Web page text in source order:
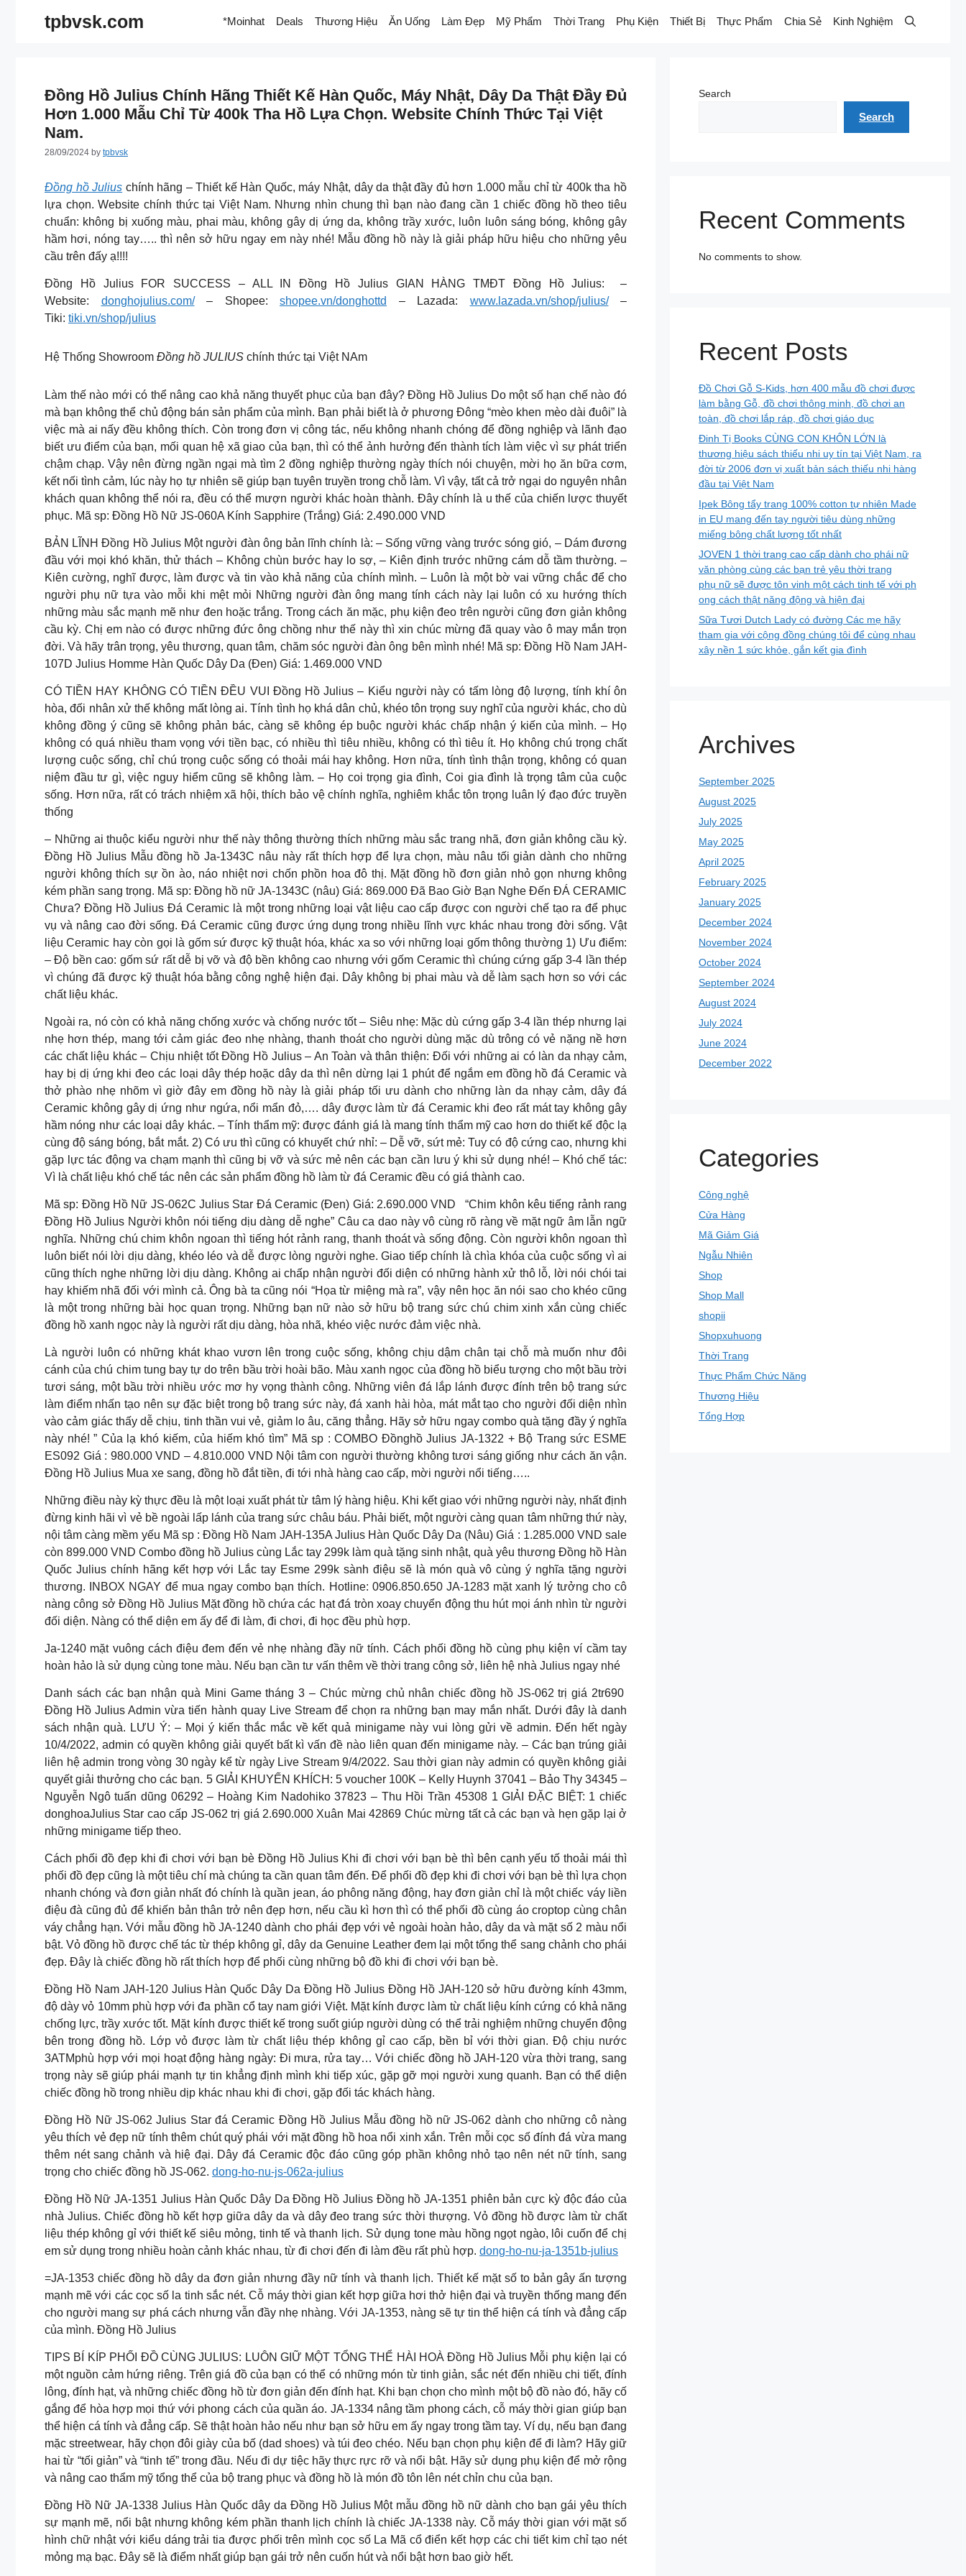
tpbvsk.com *Moinhat Deals Thương Hiệu Ăn Uống Làm Đẹp Mỹ Phẩm Thời Trang Phụ Kiện Thiết Bị Thực Phẩm Chia Sẻ Kinh Nghiệm
Đồng Hồ Julius Chính Hãng Thiết Kế Hàn Quốc, Máy Nhật, Dây Da Thật Đầy Đủ
Hơn 1.000 Mẫu Chỉ Từ 400k Tha Hồ Lựa Chọn. Website Chính Thức Tại Việt
Nam.
28/09/2024 by tpbvsk
Đồng hồ Julius chính hãng – Thiết kế Hàn Quốc, máy Nhật, dây da thật đầy đủ hơn 1.000 mẫu chỉ từ 400k tha hồ
lựa chọn. Website chính thức tại Việt Nam. Nhưng nhìn chung thì bạn nào đang cần 1 chiếc đồng hồ theo tiêu
chuẩn: không bị xuống màu, phai màu, không gây dị ứng da, không trầy xước, luôn luôn sáng bóng, không gây
hầm hơi, nóng tay….. thì nên sở hữu ngay em này nhé! Mẫu đồng hồ này là giải pháp hữu hiệu cho những yêu
cầu trên đấy ạ!!!!
Đồng Hồ Julius FOR SUCCESS – ALL IN Đồng Hồ Julius GIAN HÀNG TMĐT Đồng Hồ Julius: –
Website: donghojulius.com/– Shopee: shopee.vn/donghottd – Lazada: www.lazada.vn/shop/julius/–
Tiki: tiki.vn/shop/julius
Hệ Thống Showroom Đồng hồ JULIUS chính thức tại Việt NAm
Làm thế nào mới có thể nâng cao khả năng thuyết phục của bạn đây? Đồng Hồ Julius Do một số hạn chế nào đó
mà bạn không thể chủ động bán sản phẩm của mình. Bạn phải biết là ở phương Đông “mèo khen mèo dài đuôi” là
việc mà ai nấy đều không thích. Còn trong đơn vị công tác, nếu không nhanh chóng để đồng nghiệp và lãnh đạo
biết ưu điểm của bạn, mối quan hệ xã giao của bạn, thì có thể ảnh hưởng đến thành tích làm việc vì sự phát triển
chậm chạp. Vậy nên đừng ngần ngại mà tìm 2 đồng nghiệp thường ngày thích nói chuyện, mời họ ăn bữa cơm,
kết nối tình cảm, lúc này họ tự nhiên sẽ giúp bạn tuyên truyền trong chỗ làm. Vì vậy, tất cả trở ngại do nguyên nhân
khách quan không thể nói ra, đều có thể mượn người khác hoàn thành. Đây chính là u thế của chiến lược thuyết
phục. Mã sp: Đồng Hồ Nữ JS-060A Kính Sapphire (Trắng) Giá: 2.490.000 VND
BẢN LĨNH Đồng Hồ Julius Một người đàn ông bản lĩnh chính là: – Sống vững vàng trước sóng gió, – Dám đương
đầu với mọi khó khăn, thử thách – Không chùn bước hay lo sợ, – Kiên định trước những cám dỗ tầm thường. –
Kiên cường, nghĩ được, làm được và tin vào khả năng của chính mình. – Luôn là một bờ vai vững chắc để cho
người phụ nữ tựa vào mỗi khi mệt mỏi Những người đàn ông mang tính cách này lại luôn có xu hướng thích
những màu sắc mạnh mẽ như đen hoặc trắng. Trong cách ăn mặc, phụ kiện đeo trên người cũng đơn giản không
cầu kỳ. Chị em nào có được những đức ông chồng như thế này thì xin chúc mừng đã quay vào ô may mắn trọn
đời. Và hãy trân trọng, yêu thương, quan tâm, chăm sóc người đàn ông bên mình nhé! Mã sp: Đồng Hồ Nam JAH-
107D Julius Homme Hàn Quốc Dây Da (Đen) Giá: 1.469.000 VND
CÓ TIỀN HAY KHÔNG CÓ TIỀN ĐỀU VUI Đồng Hồ Julius – Kiểu người này có tấm lòng độ lượng, tính khí ôn
hòa, đối nhân xử thế không mất lòng ai. Tính tình họ khá dân chủ, khéo tôn trọng suy nghĩ của người khác, cho dù
không đồng ý cũng sẽ không phản bác, càng sẽ không ép buộc người khác chấp nhận ý kiến của mình. – Họ
không có quá nhiều tham vọng với tiền bạc, có nhiều thì tiêu nhiều, không có thì tiêu ít. Họ không chú trọng chất
lượng cuộc sống, chỉ chú trọng cuộc sống có thoải mái hay không. Hơn nữa, tính tình thận trọng, không có quan
niệm đầu tư gì, việc nguy hiểm cũng sẽ không làm. – Họ coi trọng gia đình, Coi gia đình là trọng tâm của cuộc
sống. Hơn nữa, rất có trách nhiệm xã hội, thích bảo vệ chính nghĩa, nghiêm khắc tôn trọng luân lý đạo đức truyền
thống
– Những ai thuộc kiểu người như thế này thông thường thích những màu sắc trang nhã, đơn giản không cầu kỳ.
Đồng Hồ Julius Mẫu đồng hồ Ja-1343C nâu này rất thích hợp để lựa chọn, màu nâu tối giản dành cho những
người không thích sự ồn ào, náo nhiệt nơi chốn phồn hoa đô thị. Mặt đồng hồ đơn giản nhỏ gọn nhưng không
kém phần sang trọng. Mã sp: Đồng hồ nữ JA-1343C (nâu) Giá: 869.000 Đã Bao Giờ Bạn Nghe Đến ĐÁ CERAMIC
Chưa? Đồng Hồ Julius Đá Ceramic là một trong những loại vật liệu cao cấp được con người chế tạo ra để phục
vụ và nâng cao đời sống. Đá Ceramic cũng được ứng dụng trong nhiều lĩnh vực khác nhau trong đời sống. Vật
liệu Ceramic hay còn gọi là gốm sứ được kỹ thuật hóa, khác xa so với những loại gốm thông thường 1) Ưu điểm:
– Độ bền cao: gốm sứ rất dễ bị vỡ và độ bền không cao nhưng với gốm Ceramic thì chúng cứng gấp 3-4 lần thép
vì chúng đã được kỹ thuật hóa bằng công nghệ hiện đại. Dây không bị phai màu và dễ làm sạch hơn so với các
chất liệu khác.
Ngoài ra, nó còn có khả năng chống xước và chống nước tốt – Siêu nhẹ: Mặc dù cứng gấp 3-4 lần thép nhưng lại
nhẹ hơn thép, mang tới cảm giác đeo nhẹ nhàng, thanh thoát cho người dùng mặc dù trông có vẻ nặng nề hơn
các chất liệu khác – Chịu nhiệt tốt Đồng Hồ Julius – An Toàn và thân thiện: Đối với những ai có làn da nhạy cảm,
hay bị dị ứng khi đeo các loại dây thép hoặc dây da thì nên dừng lại 1 phút để ngắm em đồng hồ đá Ceramic và
thở phào nhẹ nhõm vì giờ đây em đồng hồ này là giải pháp tối ưu dành cho những làn da nhạy cảm, dây đá
Ceramic không gây dị ứng như ngứa, nổi mẩn đỏ,…. dây được làm từ đá Ceramic khi đeo rất mát tay không gây
hầm nóng như các loại dây khác. – Tính thẩm mỹ: được đánh giá là mang tính thẩm mỹ cao hơn do thiết kế độc lạ
cùng độ sáng bóng, bắt mắt. 2) Có ưu thì cũng có khuyết chứ nhỉ: – Dễ vỡ, sứt mẻ: Tuy có độ cứng cao, nhưng khi
gặp lực tác động va chạm mạnh thì cũng bị vỡ và sức mẻ nên các bạn cần lưu ý khi sử dụng nhé! – Khó chế tác:
Vì là chất liệu khó chế tác nên các sản phẩm đồng hồ làm từ đá Ceramic đều có giá thành cao.
Mã sp: Đồng Hồ Nữ JS-062C Julius Star Đá Ceramic (Đen) Giá: 2.690.000 VND “Chim khôn kêu tiếng rảnh rang
Đồng Hồ Julius Người khôn nói tiếng dịu dàng dễ nghe” Câu ca dao này vô cùng rõ ràng về mặt ngữ âm lẫn ngữ
nghĩa. Những chú chim khôn ngoan thì tiếng hót rảnh rang, thanh thoát và sống động. Còn người khôn ngoan thì
luôn biết nói lời dịu dàng, khéo léo và dễ được lòng người nghe. Giao tiếp chính là chìa khóa của cuộc sống vì ai
cũng thích nghe những lời dịu dàng. Không ai chấp nhận người đối diện có những hành xử thô lỗ, lời nói chói tai
hay khiếm nhã đối với mình cả. Ông bà ta cũng nói “Họa từ miệng mà ra”, vậy nên học ăn nói sao cho khéo cũng
là một trong những bài học quan trọng. Những bạn nữ nào sở hữu bộ trang sức chú chim xinh xắn cùng chiếc
đồng hồ xanh ngọc này là người rất dịu dàng, hòa nhã, khéo việc nước đảm việc nhà.
Là người luôn có những khát khao vươn lên trong cuộc sống, không chịu dậm chân tại chỗ mà muốn như đôi
cánh của chú chim tung bay tự do trên bầu trời hoài bão. Màu xanh ngọc của đồng hồ biểu tượng cho một bầu trời
tươi sáng, một bầu trời nhiều ước mơ hy vọng thành công. Những viên đá lắp lánh được đính trên bộ trang sức
làm điểm nhấn tạo nên sự đặc biệt trong bộ trang sức này, đá xanh hài hòa, mát mắt tạo cho người đối diện nhìn
vào cảm giác thấy dễ chịu, tinh thần vui vẻ, giảm lo âu, căng thẳng. Hãy sở hữu ngay combo quà tặng đầy ý nghĩa
này nhé! ” Của lạ khó kiếm, của hiếm khó tìm” Mã sp : COMBO Đồnghồ Julius JA-1322 + Bộ Trang sức ESME
ES092 Giá : 980.000 VND – 4.810.000 VND Nội tâm con người thường không tươi sáng giống như cách ăn vận.
Đồng Hồ Julius Mua xe sang, đồng hồ đắt tiền, đi tới nhà hàng cao cấp, mời người nổi tiếng…..
Những điều này kỳ thực đều là một loại xuất phát từ tâm lý hàng hiệu. Khi kết giao với những người này, nhất định
đừng kinh hãi vì vẻ bề ngoài lấp lánh của trang sức châu báu. Phải biết, một người càng quan tâm những thứ này,
nội tâm càng mềm yếu Mã sp : Đồng Hồ Nam JAH-135A Julius Hàn Quốc Dây Da (Nâu) Giá : 1.285.000 VND sale
còn 899.000 VND Combo đồng hồ Julius cùng Lắc tay 299k làm quà tặng sinh nhật, quà yêu thương Đồng hồ Hàn
Quốc Julius chính hãng kết hợp với Lắc tay Esme 299k sành điệu sẽ là món quà vô cùng ý nghĩa tặng người
thương. INBOX NGAY để mua ngay combo bạn thích. Hotline: 0906.850.650 JA-1283 mặt xanh lý tưởng cho cô
nàng công sở Đồng Hồ Julius Mặt đồng hồ chứa các hạt đá tròn xoay chuyển động thu hút mọi ánh nhìn từ người
đối diện. Nàng có thể diện em ấy để đi làm, đi chơi, đi học đều phù hợp.
Ja-1240 mặt vuông cách điệu đem đến vẻ nhẹ nhàng đầy nữ tính. Cách phối đồng hồ cùng phụ kiện ví cầm tay
hoàn hảo là sử dụng cùng tone màu. Nếu bạn cần tư vấn thêm về thời trang công sở, liên hệ nhà Julius ngay nhé
Danh sách các bạn nhận quà Mini Game tháng 3 – Chúc mừng chủ nhân chiếc đồng hồ JS-062 trị giá 2tr690
Đồng Hồ Julius Admin vừa tiến hành quay Live Stream để chọn ra những bạn may mắn nhất. Dưới đây là danh
sách nhận quà. LƯU Ý: – Mọi ý kiến thắc mắc về kết quả minigame này vui lòng gửi về admin. Đến hết ngày
10/4/2022, admin có quyền không giải quyết bất kì vấn đề nào liên quan đến minigame này. – Các bạn trúng giải
liên hệ admin trong vòng 30 ngày kể từ ngày Live Stream 9/4/2022. Sau thời gian này admin có quyền không giải
quyết giải thưởng cho các bạn. 5 GIẢI KHUYẾN KHÍCH: 5 voucher 100K – Kelly Huynh 37041 – Bảo Thy 34345 –
Nguyễn Ngô tuấn dũng 06292 – Hoàng Kim Nadohiko 37823 – Thu Hồi Trần 45308 1 GIẢI ĐẶC BIỆT: 1 chiếc
donghoaJulius Star cao cấp JS-062 trị giá 2.690.000 Xuân Mai 42869 Chúc mừng tất cả các bạn và hẹn gặp lại ở
những minigame tiếp theo.
Cách phối đồ đẹp khi đi chơi với bạn bè Đồng Hồ Julius Khi đi chơi với bạn bè thì bên cạnh yếu tố thoải mái thì
phối đồ đẹp cũng là một tiêu chí mà chúng ta cần quan tâm đến. Để phối đồ đẹp khi đi chơi với bạn bè thì lựa chọn
nhanh chóng và đơn giản nhất đó chính là quần jean, áo phông năng động, hay đơn giản chỉ là một chiếc váy liền
điệu đà cũng đủ để khiến bản thân trở nên đẹp hơn, nếu cầu kì hơn thì có thể phối đồ cùng áo croptop cùng chân
váy chẳng hạn. Với mẫu đồng hồ JA-1240 dành cho phái đẹp với vẻ ngoài hoàn hảo, dây da và mặt số 2 màu nổi
bật. Vỏ đồng hồ được chế tác từ thép không gỉ, dây da Genuine Leather đem lại một tổng thể sang chảnh cho phái
đẹp. Đây là chiếc đồng hồ rất thích hợp để phối cùng những bộ đồ khi đi chơi với bạn bè.
Đồng Hồ Nam JAH-120 Julius Hàn Quốc Dây Da Đồng Hồ Julius Đồng Hồ JAH-120 sở hữu đường kính 43mm,
độ dày vỏ 10mm phù hợp với đa phần cổ tay nam giới Việt. Mặt kính được làm từ chất liệu kính cứng có khả năng
chống lực, trầy xước tốt. Mặt kính được thiết kế trong suốt giúp người dùng có thể trải nghiệm những chuyển động
bên trong đồng hồ. Lớp vỏ được làm từ chất liệu thép không gỉ cao cấp, bền bỉ với thời gian. Độ chịu nước
3ATMphù hợp với mọi hoạt động hàng ngày: Đi mưa, rửa tay… Với chiếc đồng hồ JAH-120 vừa thời trang, sang
trọng này sẽ giúp phái mạnh tự tin khẳng định mình khi tiếp xúc, gặp gỡ mọi người xung quanh. Bạn có thể diện
chiếc đồng hồ trong nhiều dịp khác nhau khi đi chơi, gặp đối tác khách hàng.
Đồng Hồ Nữ JS-062 Julius Star đá Ceramic Đồng Hồ Julius Mẫu đồng hồ nữ JS-062 dành cho những cô nàng
yêu thích vẻ đẹp nữ tính thêm chút quý phái với mặt đồng hồ hoa nổi xinh xắn. Trên mỗi cọc số đính đá vừa mang
thêm nét sang chảnh và hiệ đại. Dây đá Ceramic độc đáo cũng góp phần không nhỏ tạo nên nét nữ tính, sang
trọng cho chiếc đồng hồ JS-062. dong-ho-nu-js-062a-julius
Đồng Hồ Nữ JA-1351 Julius Hàn Quốc Dây Da Đồng Hồ Julius Đồng hồ JA-1351 phiên bản cực kỳ độc đáo của
nhà Julius. Chiếc đồng hồ kết hợp giữa dây da và dây đeo trang sức thời thượng. Vỏ đồng hồ được làm từ chất
liệu thép không gỉ với thiết kế siêu mỏng, tinh tế và thanh lịch. Sử dụng tone màu hồng ngọt ngào, lôi cuốn để chị
em sử dụng trong nhiều hoàn cảnh khác nhau, từ đi chơi đến đi làm đều rất phù hợp. dong-ho-nu-ja-1351b-julius
=JA-1353 chiếc đồng hồ dây da đơn giản nhưng đầy nữ tính và thanh lịch. Thiết kế mặt số to bản gây ấn tượng
mạnh mẽ với các cọc số la tinh sắc nét. Cỗ máy thời gian kết hợp giữa hơi thở hiện đại và truyền thống mang đến
cho người mang sự phá cách nhưng vẫn đầy nhẹ nhàng. Với JA-1353, nàng sẽ tự tin thể hiện cá tính và đẳng cấp
của mình. Đồng Hồ Julius
TIPS BÍ KÍP PHỐI ĐỒ CÙNG JULIUS: LUÔN GIỮ MỘT TỔNG THỂ HÀI HOÀ Đồng Hồ Julius Mỗi phụ kiện lại có
một nguồn cảm hứng riêng. Trên giá đồ của bạn có thể có những món từ tinh giản, sắc nét đến nhiều chi tiết, đính
lông, đính hạt, và những chiếc đồng hồ từ đơn giản đến đính hạt. Khi bạn chọn cho mình một bộ đồ nào đó, hãy cố
gắng để hòa hợp mọi thứ với phong cách của quần áo. JA-1334 nâng tầm phong cách, cỗ máy thời gian giúp bạn
thể hiện cá tính và đẳng cấp. Sẽ thật hoàn hảo nếu như bạn sở hữu em ấy ngay trong tầm tay. Ví dụ, nếu bạn đang
mặc streetwear, hãy chọn đôi giày của bố (dad shoes) và túi đeo chéo. Nếu bạn chọn phụ kiện để đi làm? Hãy giữ
hai từ “tối giản” và “tinh tế” trong đầu. Nếu đi dự tiệc hãy thực rực rỡ và nổi bật. Hãy sử dụng phụ kiện để mở rộng
và nâng cao thẩm mỹ tổng thể của bộ trang phục và đồng hồ là món đồ tôn lên nét chỉn chu của bạn.
Đồng Hồ Nữ JA-1338 Julius Hàn Quốc dây da Đồng Hồ Julius Một mẫu đồng hồ nữ dành cho bạn gái yêu thích
sự mạnh mẽ, nổi bật nhưng không kém phần thanh lịch chính là chiếc JA-1338 này. Cỗ máy thời gian với mặt số
hình chữ nhật với kiểu dáng trải tia được phối trên mình cọc số La Mã cổ điển kết hợp các chi tiết kim chỉ tạo nét
mỏng mạ bạc. Đây sẽ là điểm nhất giúp bạn gái trở nên cuốn hút và nổi bật hơn bao giờ hết.
Search
Search
Recent Comments
No comments to show.
Recent Posts
Đồ Chơi Gỗ S-Kids, hơn 400 mẫu đồ chơi được
làm bằng Gỗ, đồ chơi thông minh, đồ chơi an
toàn, đồ chơi lắp ráp, đồ chơi giáo dục
Đinh Tị Books CÙNG CON KHÔN LỚN là
thương hiệu sách thiếu nhi uy tín tại Việt Nam, ra
đời từ 2006 đơn vị xuất bản sách thiếu nhi hàng
đầu tại Việt Nam
Ipek Bông tẩy trang 100% cotton tự nhiên Made
in EU mang đến tay người tiêu dùng những
miếng bông chất lượng tốt nhất
JOVEN 1 thời trang cao cấp dành cho phái nữ
văn phòng cùng các bạn trẻ yêu thời trang
phụ nữ sẽ được tôn vinh một cách tinh tế với ph
ong cách thật năng động và hiện đại
Sữa Tươi Dutch Lady có đường Các mẹ hãy
tham gia với cộng đồng chúng tôi để cùng nhau
xây nền 1 sức khỏe, gắn kết gia đình
Archives
September 2025
August 2025
July 2025
May 2025
April 2025
February 2025
January 2025
December 2024
November 2024
October 2024
September 2024
August 2024
July 2024
June 2024
December 2022
Categories
Công nghệ
Cửa Hàng
Mã Giảm Giá
Ngẫu Nhiên
Shop
Shop Mall
shopii
Shopxuhuong
Thời Trang
Thực Phẩm Chức Năng
Thương Hiệu
Tổng Hợp